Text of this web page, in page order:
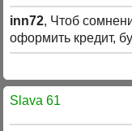
inn72, Чтоб
оформить кредит,
Slava 61